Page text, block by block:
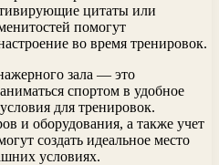
цитаты или
помогут
во время тренировок.
зала — это
спортом в удобное
для тренировок.
и оборудования, а также учет
создать идеальное место
условиях.